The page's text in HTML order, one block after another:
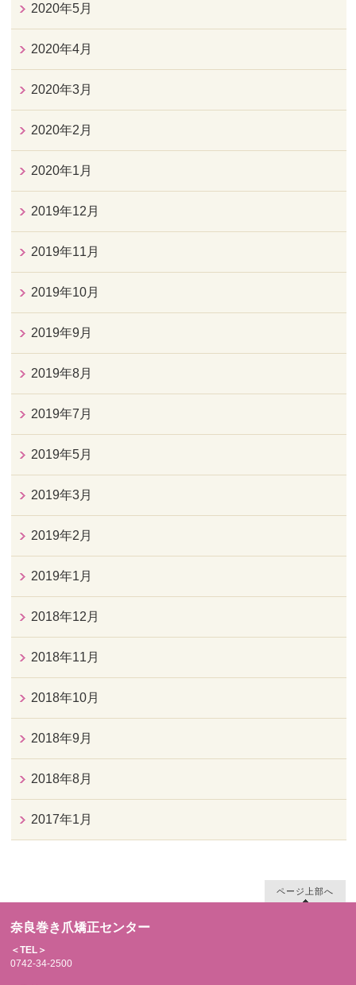
2020年5月
2020年4月
2020年3月
2020年2月
2020年1月
2019年12月
2019年11月
2019年10月
2019年9月
2019年8月
2019年7月
2019年5月
2019年3月
2019年2月
2019年1月
2018年12月
2018年11月
2018年10月
2018年9月
2018年8月
2017年1月
ページ上部へ
奈良巻き爪矯正センター
＜TEL＞
0742-34-2500